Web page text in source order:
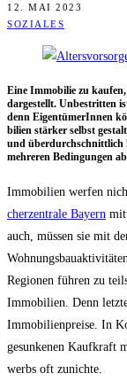
12. MAI 2023
SOZIALES
Eine Immo­bi­lie zu
dar­ge­stellt. Unbe­strit­ten
denn Eigen­tü­me­rIn­nen
bi­li­en stär­ker selbst
und über­durch­schnitt­lich
meh­re­ren Bedin­gun­gen
Immo­bi­li­en wer­fen
cher­zen­tra­le Bay­ern
auch, müs­sen sie mit
Regio­nen füh­ren zu
Immo­bi­li­en. Denn
Immo­bi­li­en­prei­se. In
gesun­ke­nen Kauf­kraft
werbs oft zunichte.